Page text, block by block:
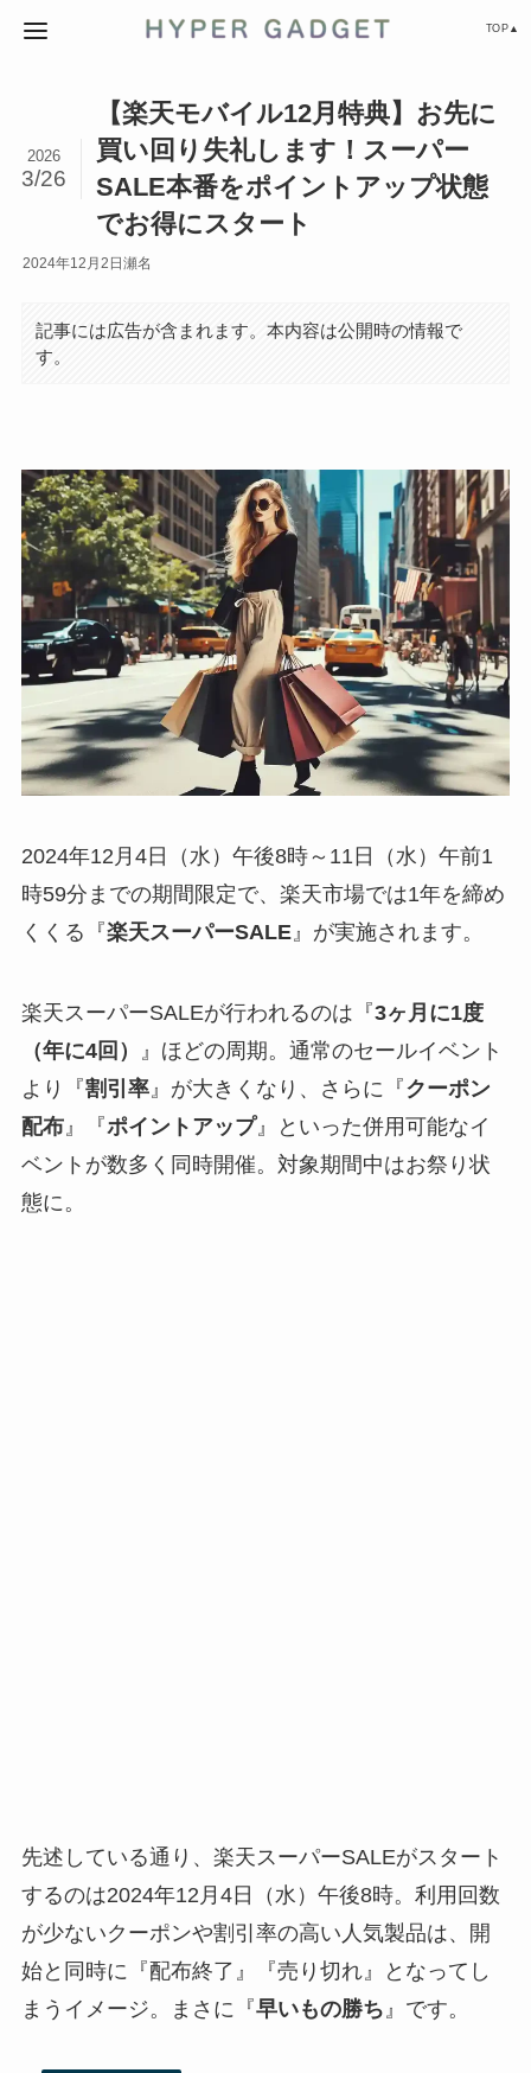
TOP▲
【楽天モバイル12月特典】お先に
買い回り失礼します！スーパー
SALE本番をポイントアップ状態
でお得にスタート
2026
3/26
2024年12月2日 瀬名
記事には広告が含まれます。本内容は公開時の情報で
す。
2024年12月4日（水）午後8時～11日（水）午前1
時59分までの期間限定で、楽天市場では1年を締め
くくる『楽天スーパーSALE』が実施されます。
楽天スーパーSALEが行われるのは『3ヶ月に1度
（年に4回）
』ほどの周期。通常のセールイベント
より『割引率』が大きくなり、さらに『クーポン
配布』『ポイントアップ』といった併用可能なイ
ベントが数多く同時開催。対象期間中はお祭り状
態に。
先述している通り、楽天スーパーSALEがスタート
するのは2024年12月4日（水）午後8時。利用回数
が少ないクーポンや割引率の高い人気製品は、開
始と同時に『配布終了』『売り切れ』となってし
まうイメージ。まさに『早いもの勝ち 』です。